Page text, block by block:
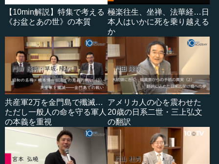
【10min解説】特集で考える
《お盆とあの世》の本質
極楽往生、坐禅、法華経…日
本人はいかに死を乗り越える
か
共産軍2万を金門島で殲滅…
ただし一般人の命を守る軍人
の本義を重視
アメリカ人の心を震わせた
20歳の日系二世・三上弘文
の翻訳